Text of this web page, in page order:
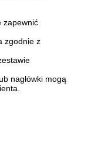
zapewnić
zgodnie z
nagłówki mogą